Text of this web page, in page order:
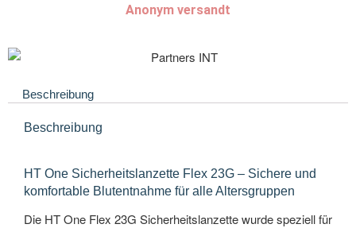
Anonym versandt
Beschreibung
Beschreibung
HT One Sicherheitslanzette Flex 23G – Sichere und
komfortable Blutentnahme für alle Altersgruppen
Die HT One Flex 23G Sicherheitslanzette wurde speziell für